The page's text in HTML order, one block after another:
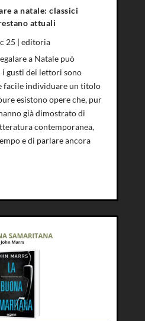
a natale: classici
attuali
25 | editoria
a Natale può
gusti dei lettori sono
facile individuare un titolo
esistono opere che, pur
già dimostrato di
contemporanea,
e di parlare ancora